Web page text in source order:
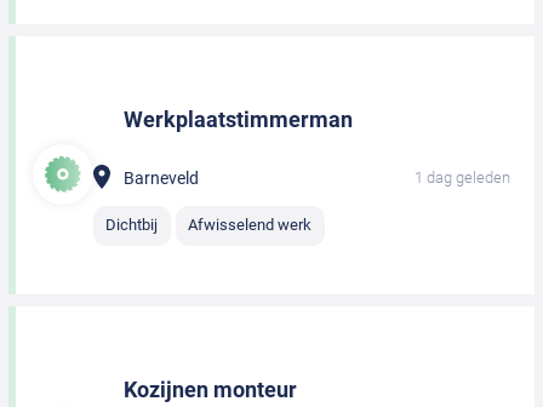
Werkplaatstimmerman
Barneveld 1 dag geleden
Dichtbij Afwisselend werk
Kozijnen monteur